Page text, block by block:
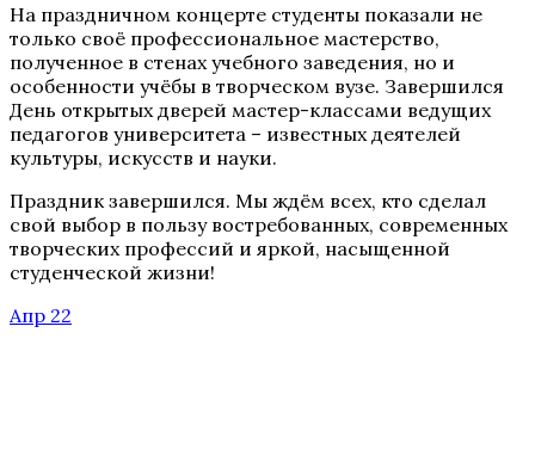
На праздничном концерте студенты показали не
только своё профессиональное мастерство,
полученное в стенах учебного заведения, но и
особенности учёбы в творческом вузе. Завершился
День открытых дверей мастер-классами ведущих
педагогов университета – известных деятелей
культуры, искусств и науки.
Праздник завершился. Мы ждём всех, кто сделал
свой выбор в пользу востребованных, современных
творческих профессий и яркой, насыщенной
студенческой жизни!
Апр 22